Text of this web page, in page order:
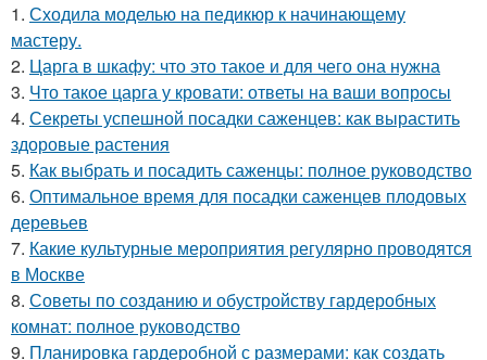
1. Сходила моделью на педикюр к начинающему
мастеру.
2. Царга в шкафу: что это такое и для чего она нужна
3. Что такое царга у кровати: ответы на ваши вопросы
4. Секреты успешной посадки саженцев: как вырастить
здоровые растения
5. Как выбрать и посадить саженцы: полное руководство
6. Оптимальное время для посадки саженцев плодовых
деревьев
7. Какие культурные мероприятия регулярно проводятся
в Москве
8. Советы по созданию и обустройству гардеробных
комнат: полное руководство
9. Планировка гардеробной с размерами: как создать